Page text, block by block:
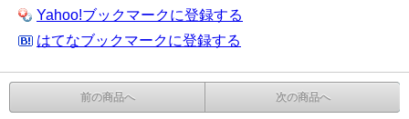
Yahoo!ブックマークに登録する
はてなブックマークに登録する
前の商品へ 次の商品へ